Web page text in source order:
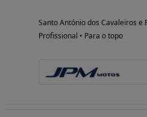
Santo António dos Cavaleiros e
Profissional • Para o topo